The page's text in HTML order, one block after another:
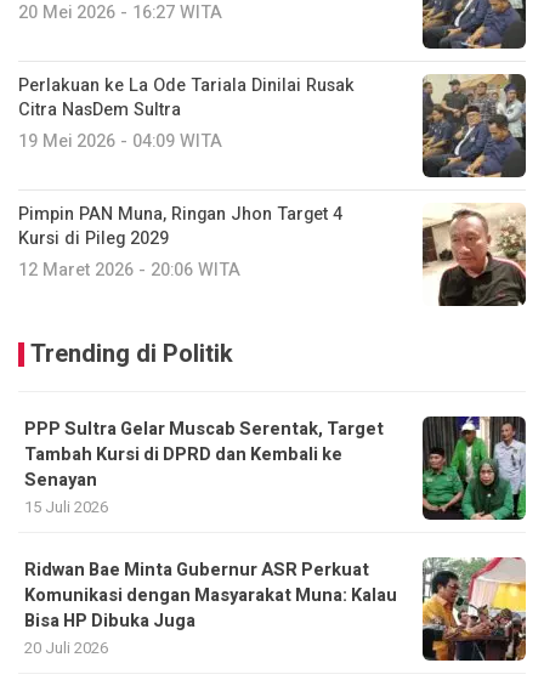
20 Mei 2026 - 16:27 WITA
Perlakuan ke La Ode Tariala Dinilai Rusak
Citra NasDem Sultra
19 Mei 2026 - 04:09 WITA
Pimpin PAN Muna, Ringan Jhon Target 4
Kursi di Pileg 2029
12 Maret 2026 - 20:06 WITA
Trending di Politik
PPP Sultra Gelar Muscab Serentak, Target
Tambah Kursi di DPRD dan Kembali ke
Senayan
15 Juli 2026
Ridwan Bae Minta Gubernur ASR Perkuat
Komunikasi dengan Masyarakat Muna: Kalau
Bisa HP Dibuka Juga
20 Juli 2026